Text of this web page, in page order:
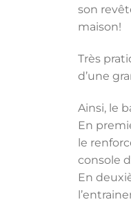
son
maison!
Très
d’une
Ainsi, le
En
le
console
En